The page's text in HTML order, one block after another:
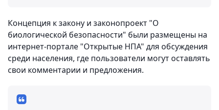
Концепция к закону и законопроект "О
биологической безопасности" были размещены на
интернет-портале "Открытые НПА" для обсуждения
среди населения, где пользователи могут оставлять
свои комментарии и предложения.